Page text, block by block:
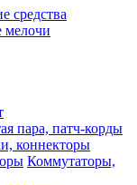
средства
мелочи
пара, патч-корды
коннекторы
Коммутаторы,